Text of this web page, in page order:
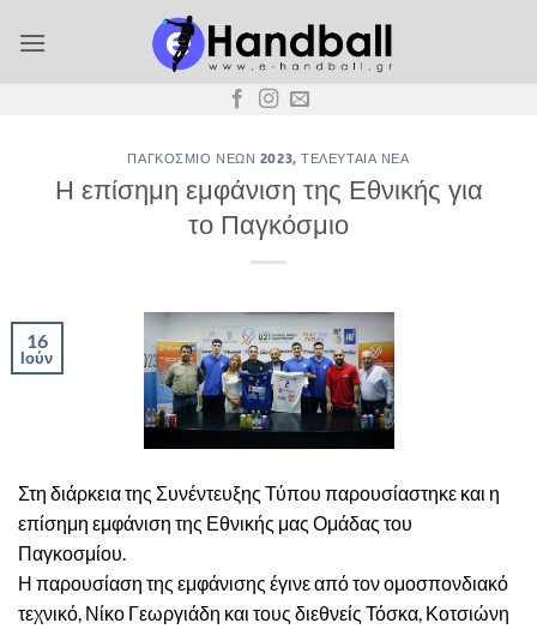
στο
ΠΑΓΚΌΣΜΙΟ ΝΈΩΝ 2023,ΤΕΛΕΥΤΑΊΑ ΝΈΑ
Η επίσημη εμφάνιση της Εθνικής για
το Παγκόσμιο
16
Ιούν
Στη διάρκεια της Συνέντευξης Τύπου παρουσίαστηκε και η
επίσημη εμφάνιση της Εθνικής μας Ομάδας του
Παγκοσμίου.
Η παρουσίαση της εμφάνισης έγινε από τον ομοσπονδιακό
τεχνικό, Νίκο Γεωργιάδη και τους διεθνείς Τόσκα, Κοτσιώνη